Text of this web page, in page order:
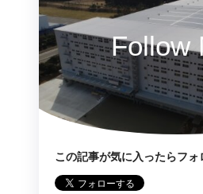
Follow
この記事が気に入ったらフォ